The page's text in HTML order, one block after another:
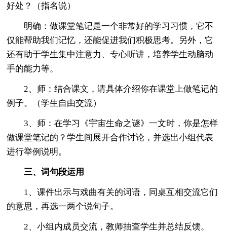
好处？（指名说）
明确：做课堂笔记是一个非常好的学习习惯，它不
仅能帮助我们记忆，还能促进我们积极思考。另外，它
还有助于学生集中注意力、专心听讲，培养学生动脑动
手的能力等。
2、师：结合课文，请具体介绍你在课堂上做笔记的
例子。（学生自由交流）
3、师：在学习《宇宙生命之谜》一文时，你是怎样
做课堂笔记的？学生间展开合作讨论，并选出小组代表
进行举例说明。
三、词句段运用
1、课件出示与戏曲有关的词语，同桌互相交流它们
的意思，再选一两个说句子。
2、小组内成员交流，教师抽查学生并总结反馈。